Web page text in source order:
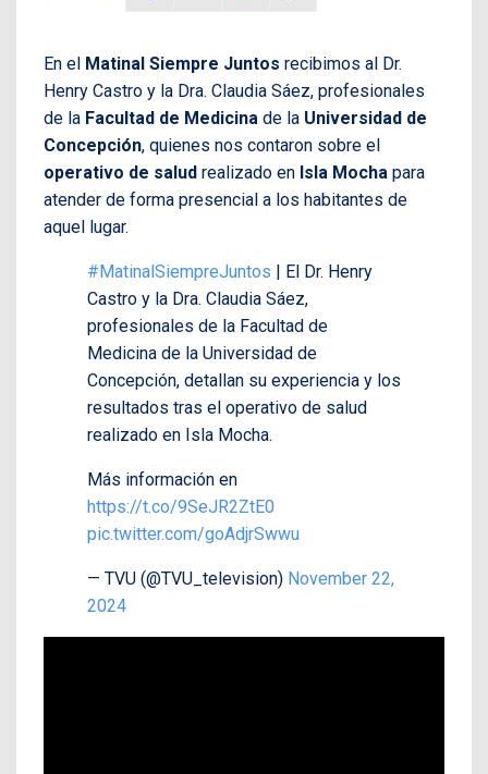
En el Matinal Siempre Juntos recibimos al Dr.
Henry Castro y la Dra. Claudia Sáez, profesionales
de la Facultad de Medicina de la Universidad de
Concepción, quienes nos contaron sobre el
operativo de salud realizado en Isla Mocha para
atender de forma presencial a los habitantes de
aquel lugar.
#MatinalSiempreJuntos | El Dr. Henry
Castro y la Dra. Claudia Sáez,
profesionales de la Facultad de
Medicina de la Universidad de
Concepción, detallan su experiencia y los
resultados tras el operativo de salud
realizado en Isla Mocha.
Más información en
https://t.co/9SeJR2ZtE0
pic.twitter.com/goAdjrSwwu
— TVU (@TVU_television) November 22,
2024